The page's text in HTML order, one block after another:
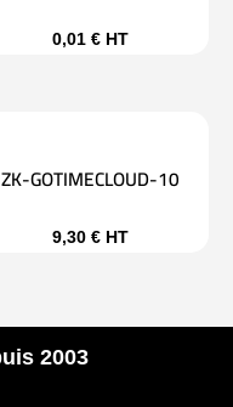
0,01 € HT
ZK-GOTIMECLOUD-10
9,30 € HT
2003